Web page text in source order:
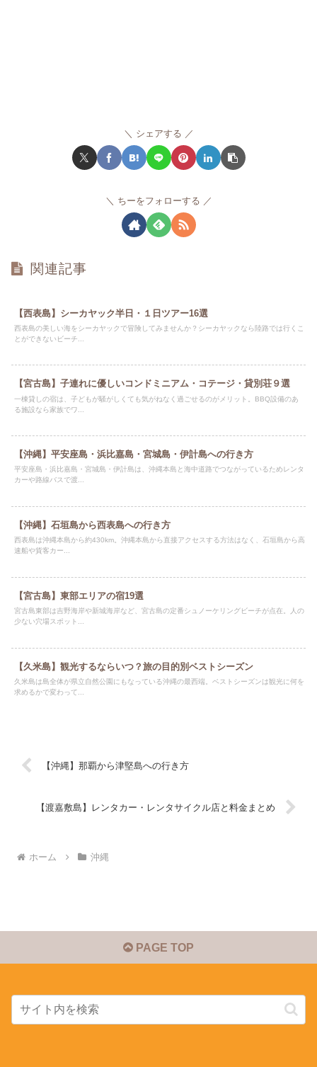
シェアする
ちーをフォローする
関連記事
【西表島】シーカヤック半日・１日ツアー16選
西表島の美しい海をシーカヤックで冒険してみませんか？シーカヤックなら陸路では行くこ
とができないビーチ...
【宮古島】子連れに優しいコンドミニアム・コテージ・貸別荘９選
一棟貸しの宿は、子どもが騒がしくても気がねなく過ごせるのがメリット。BBQ設備のあ
る施設なら家族でワ...
【沖縄】平安座島・浜比嘉島・宮城島・伊計島への行き方
平安座島・浜比嘉島・宮城島・伊計島は、沖縄本島と海中道路でつながっているためレンタ
カーや路線バスで渡...
【沖縄】石垣島から西表島への行き方
西表島は沖縄本島から約430km。沖縄本島から直接アクセスする方法はなく、石垣島から高
速船や貨客カー...
【宮古島】東部エリアの宿19選
宮古島東部は吉野海岸や新城海岸など、宮古島の定番シュノーケリングビーチが点在。人の
少ない穴場スポット...
【久米島】観光するならいつ？旅の目的別ベストシーズン
久米島は島全体が県立自然公園にもなっている沖縄の最西端。ベストシーズンは観光に何を
求めるかで変わって...
【沖縄】那覇から津堅島への行き方
【渡嘉敷島】レンタカー・レンタサイクル店と料金まとめ
ホーム 沖縄
PAGE TOP